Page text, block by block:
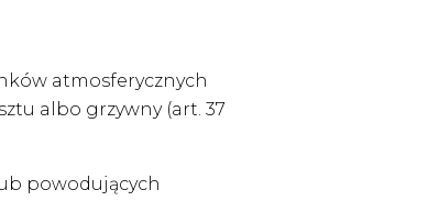
atmosferycznych
albo grzywny (art. 37
powodujących